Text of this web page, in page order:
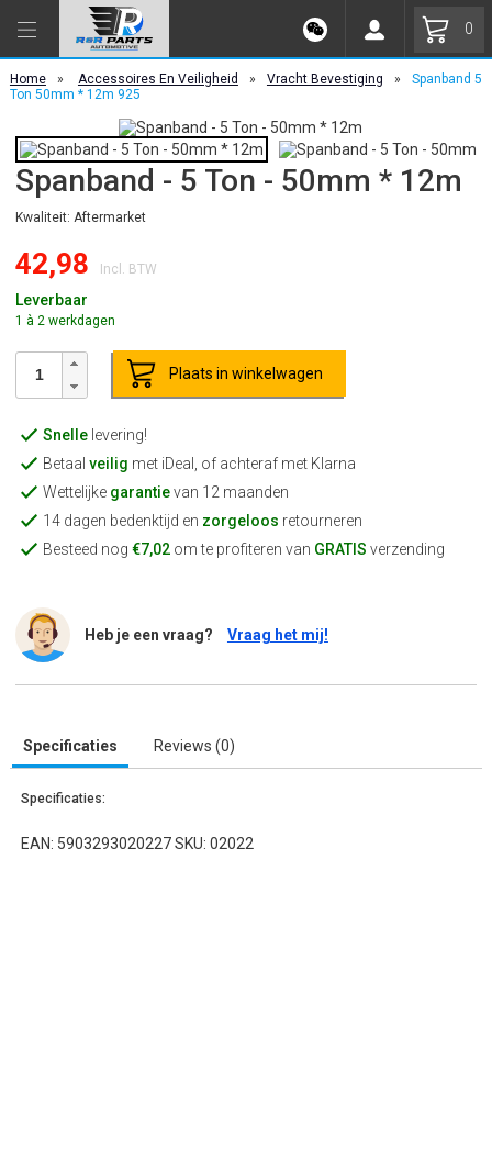
0
Home » Accessoires En Veiligheid » Vracht Bevestiging »
Spanband 5
Ton 50mm * 12m 925
Spanband - 5 Ton - 50mm * 12m
Kwaliteit: Aftermarket
42,98 Incl. BTW
Leverbaar
1 à 2 werkdagen
Plaats in winkelwagen
Snellelevering!
Betaal veilig met iDeal, of achteraf met Klarna
Wettelijke garantievan 12 maanden
14 dagen bedenktijd en zorgeloos retourneren
Besteed nog €7,02om te profiteren van GRATIS verzending
Heb je een vraag? Vraag het mij!
Specificaties Reviews (0)
Specificaties:
EAN: 5903293020227 SKU: 02022